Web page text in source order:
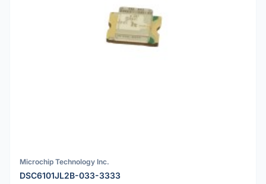
Microchip Technology Inc.
DSC6101JL2B-033-3333